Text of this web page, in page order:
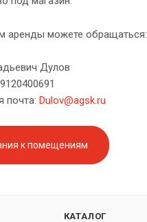
аренды можете обращаться:
Дулов
почта: Dulov@agsk.ru
к помещениям
КАТАЛОГ